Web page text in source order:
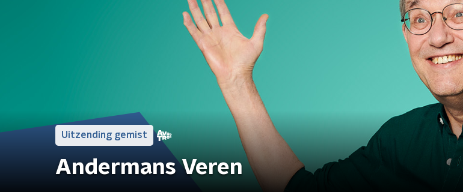
Uitzending gemist
Andermans Veren